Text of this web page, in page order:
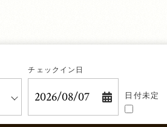
チェックイン日
日付未定